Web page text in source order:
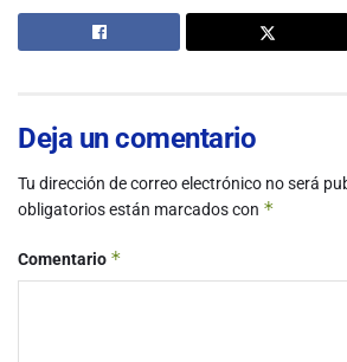
Deja un comentario
Tu dirección de correo electrónico no será
obligatorios están marcados con *
Comentario *